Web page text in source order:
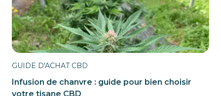
GUIDE D'ACHAT CBD
Infusion de chanvre : guide pour bien choisir
votre tisane CBD